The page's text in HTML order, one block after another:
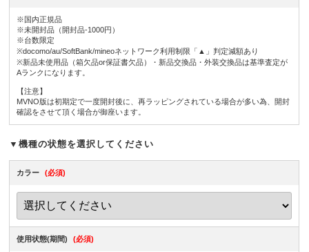
※国内正規品
※未開封品（開封品-1000円）
※台数限定
※docomo/au/SoftBank/mineoネットワーク利用制限「▲」判定減額あり
※新品未使用品（箱欠品or保証書欠品）・新品交換品・外装交換品は基準査定が
Aランクになります。
【注意】
MVNO版は初期定で一度開封後に、再ラッピングされている場合が多い為、開封
確認をさせて頂く場合が御座います。
▼機種の状態を選択してください
カラー (必須)
使用状態(期間) (必須)